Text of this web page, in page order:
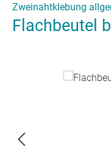
Zweinahtklebung
Flachbeutel
Bildergalerie